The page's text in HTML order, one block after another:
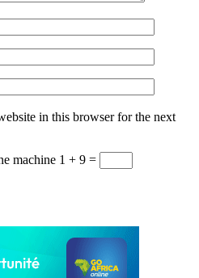
in this browser for the next
machine 1 + 9 =